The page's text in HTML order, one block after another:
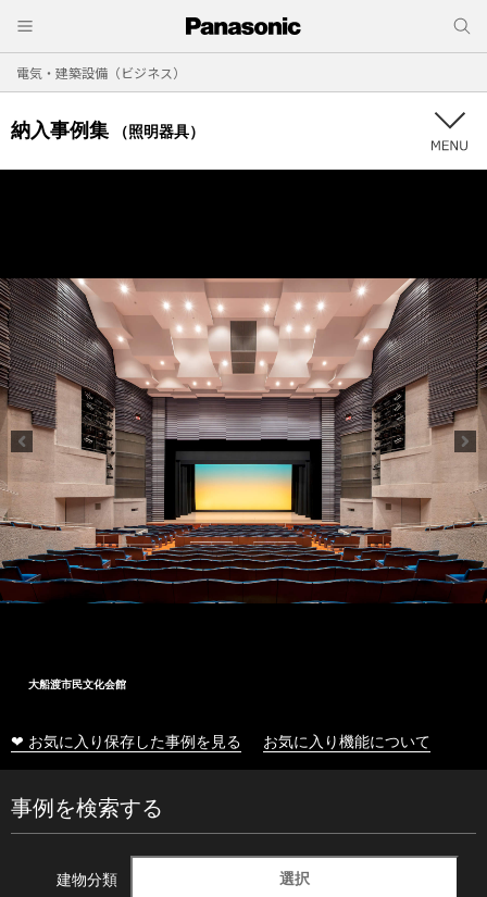
電気・建築設備（ビジネス）
納入事例集 （照明器具）
大船渡市民文化会館
❤ お気に入り保存した事例を見る お気に入り機能について
事例を検索する
建物分類 選択